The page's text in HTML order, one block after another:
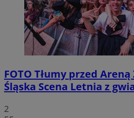
FOTO Tłumy przed
Śląska Scena Letnia z
2